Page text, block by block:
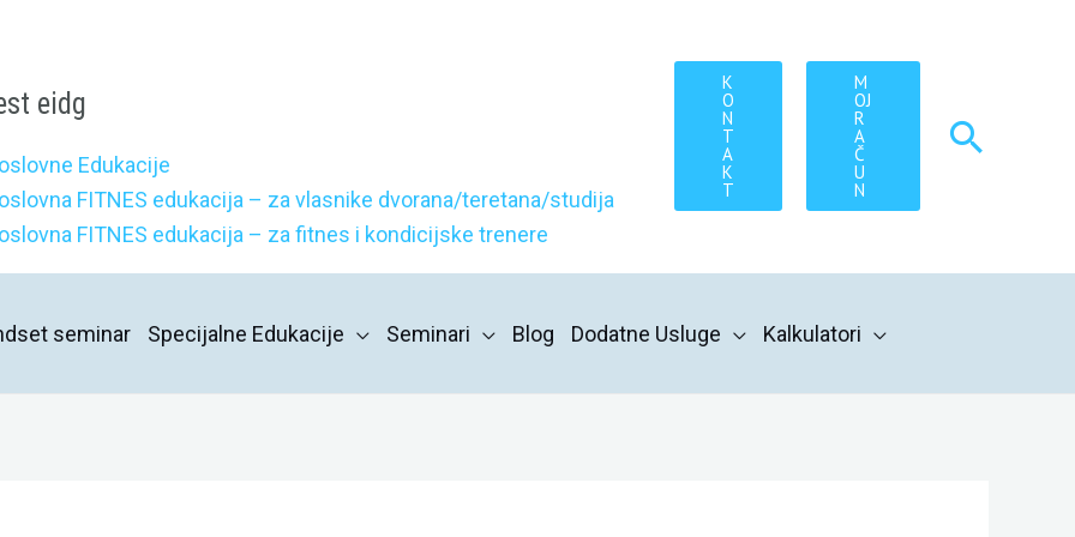
eidg
Edukacije
FITNES edukacija – za vlasnike dvorana/teretana/studija
FITNES edukacija – za fitnes i kondicijske trenere
K
O
N
T
A
K
T
M
OJ
R
A
Č
U
N
seminar Specijalne Edukacije Seminari Blog Dodatne Usluge Kalkulatori